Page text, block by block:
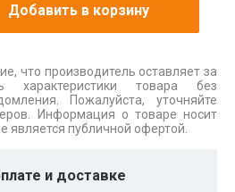
Добавить в корзину
что производитель оставляет за
характеристики товара без
Пожалуйста, уточняйте
Информация о товаре носит
является публичной офертой.
и доставке